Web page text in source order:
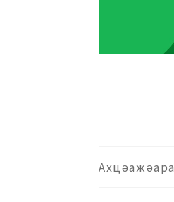
Ахцәажәара